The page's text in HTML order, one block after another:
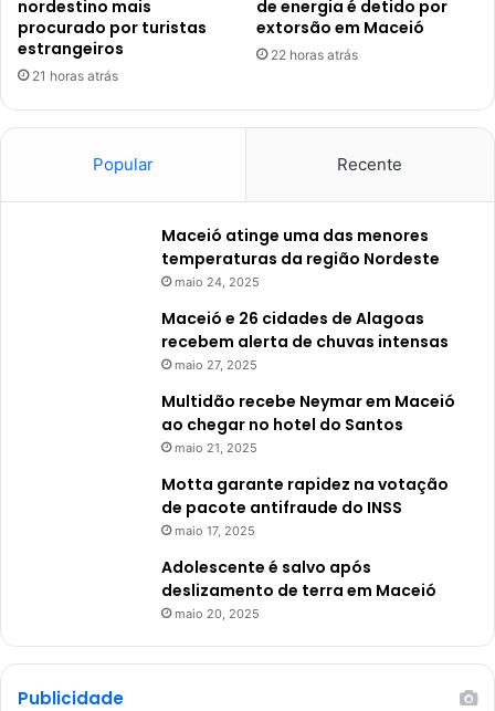
nordestino mais
procurado por turistas
estrangeiros
21 horas atrás
de energia é detido por
extorsão em Maceió
22 horas atrás
Popular Recente
Maceió atinge uma das menores
temperaturas da região Nordeste
maio 24, 2025
Maceió e 26 cidades de Alagoas
recebem alerta de chuvas intensas
maio 27, 2025
Multidão recebe Neymar em Maceió
ao chegar no hotel do Santos
maio 21, 2025
Motta garante rapidez na votação
de pacote antifraude do INSS
maio 17, 2025
Adolescente é salvo após
deslizamento de terra em Maceió
maio 20, 2025
Publicidade